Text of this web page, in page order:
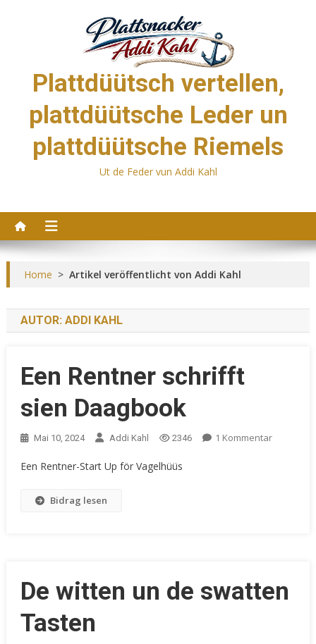
Plattdüütsch vertellen,
plattdüütsche Leder un
plattdüütsche Riemels
Ut de Feder vun Addi Kahl
Home > Artikel veröffentlicht von Addi Kahl
AUTOR: ADDI KAHL
Een Rentner schrifft
sien Daagbook
Mai 10, 2024 Addi Kahl 2346 1 KommentarZu
Een Rentner-Start Up för Vagelhüüs
Bidrag lesen
De witten un de swatten
Tasten